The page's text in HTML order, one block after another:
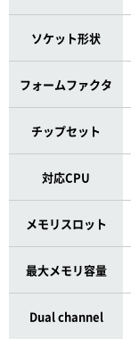
ソケット形状
フォームファクタ
チップセット
対応CPU
メモリスロット
最大メモリ容量
Dual channel